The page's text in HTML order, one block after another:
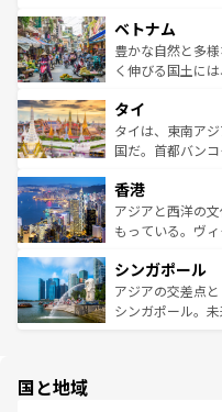
参照してほしい。
容にもいいと評判
が味
照してほしい。
き、地方に足を延
できる。そして
まで、さまざま
リティに包まれ
覧を参照してほ
ベトナム
豊かな自然と多
く伸びる国土に
急速な発展と共
ーチミン市のフ
醸し出している
とつ。フォーや
ひ現地で味わい
が旅行者を迎え
参照してほしい。
タイ
タイは、東南ア
国だ。首都バン
の活気が交差し
帯で自然と触れ
いビーチでリゾ
激する。気候は
が待っている。
た文化、そして
香港
アジアと西洋の
もっている。ヴ
み、どこを訪れ
ており、効率よ
うな絶景から文
シンガポール
アジアの交差点
シンガポール。
国と地域